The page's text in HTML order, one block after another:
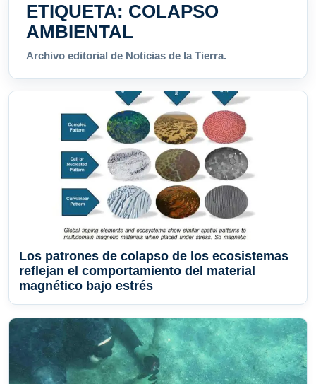
ETIQUETA: COLAPSO
AMBIENTAL
Archivo editorial de Noticias de la Tierra.
Los patrones de colapso de los ecosistemas
reflejan el comportamiento del material
magnético bajo estrés